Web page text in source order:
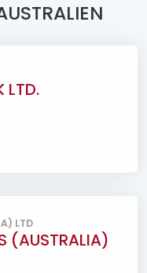
LTD.
LTD
(AUSTRALIA)